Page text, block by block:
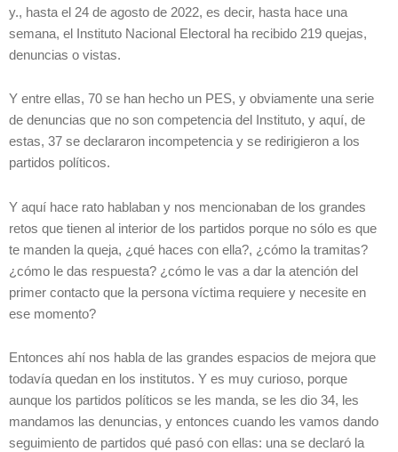
y., hasta el 24 de agosto de 2022, es decir, hasta hace una
semana, el Instituto Nacional Electoral ha recibido 219 quejas,
denuncias o vistas.
Y entre ellas, 70 se han hecho un PES, y obviamente una serie
de denuncias que no son competencia del Instituto, y aquí, de
estas, 37 se declararon incompetencia y se redirigieron a los
partidos políticos.
Y aquí hace rato hablaban y nos mencionaban de los grandes
retos que tienen al interior de los partidos porque no sólo es que
te manden la queja, ¿qué haces con ella?, ¿cómo la tramitas?
¿cómo le das respuesta? ¿cómo le vas a dar la atención del
primer contacto que la persona víctima requiere y necesite en
ese momento?
Entonces ahí nos habla de las grandes espacios de mejora que
todavía quedan en los institutos. Y es muy curioso, porque
aunque los partidos políticos se les manda, se les dio 34, les
mandamos las denuncias, y entonces cuando les vamos dando
seguimiento de partidos qué pasó con ellas: una se declaró la